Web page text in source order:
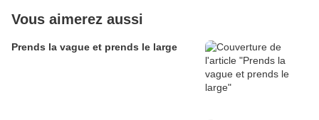
Vous aimerez aussi
Prends la vague et prends le large